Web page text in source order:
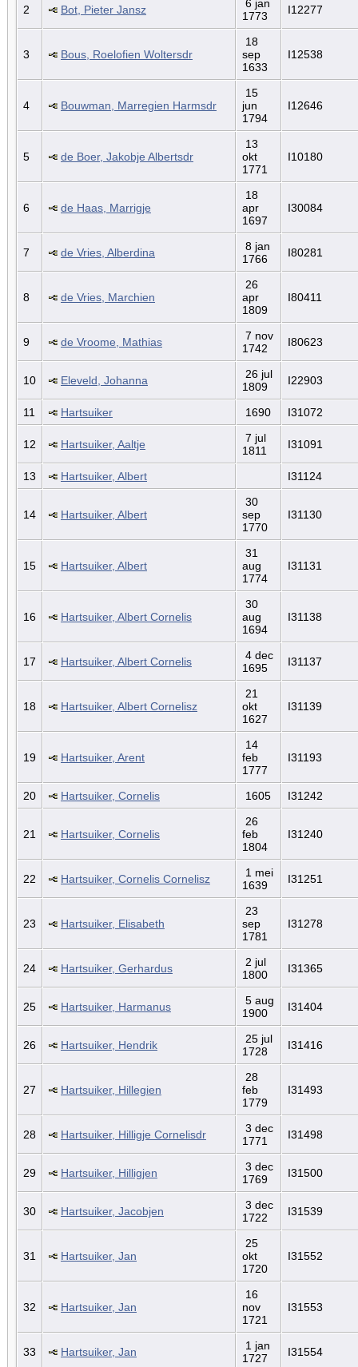
2 Bot, Pieter Jansz
6 jan
1773
I12277
3 Bous, Roelofien Woltersdr
18
sep
1633
I12538
4 Bouwman, Marregien Harmsdr
15
jun
1794
I12646
5 de Boer, Jakobje Albertsdr
13
okt
1771
I10180
6 de Haas, Marrigje
18
apr
1697
I30084
7 de Vries, Alberdina
8 jan
1766
I80281
8 de Vries, Marchien
26
apr
1809
I80411
9 de Vroome, Mathias
7 nov
1742
I80623
10 Eleveld, Johanna
26 jul
1809
I22903
11 Hartsuiker 1690 I31072
12 Hartsuiker, Aaltje
7 jul
1811
I31091
13 Hartsuiker, Albert I31124
14 Hartsuiker, Albert
30
sep
1770
I31130
15 Hartsuiker, Albert
31
aug
1774
I31131
16 Hartsuiker, Albert Cornelis
30
aug
1694
I31138
17 Hartsuiker, Albert Cornelis
4 dec
1695
I31137
18 Hartsuiker, Albert Cornelisz
21
okt
1627
I31139
19 Hartsuiker, Arent
14
feb
1777
I31193
20 Hartsuiker, Cornelis 1605 I31242
21 Hartsuiker, Cornelis
26
feb
1804
I31240
22 Hartsuiker, Cornelis Cornelisz
1 mei
1639
I31251
23 Hartsuiker, Elisabeth
23
sep
1781
I31278
24 Hartsuiker, Gerhardus
2 jul
1800
I31365
25 Hartsuiker, Harmanus
5 aug
1900
I31404
26 Hartsuiker, Hendrik
25 jul
1728
I31416
27 Hartsuiker, Hillegien
28
feb
1779
I31493
28 Hartsuiker, Hilligje Cornelisdr
3 dec
1771
I31498
29 Hartsuiker, Hilligjen
3 dec
1769
I31500
30 Hartsuiker, Jacobjen
3 dec
1722
I31539
31 Hartsuiker, Jan
25
okt
1720
I31552
32 Hartsuiker, Jan
16
nov
1721
I31553
33 Hartsuiker, Jan
1 jan
1727
I31554